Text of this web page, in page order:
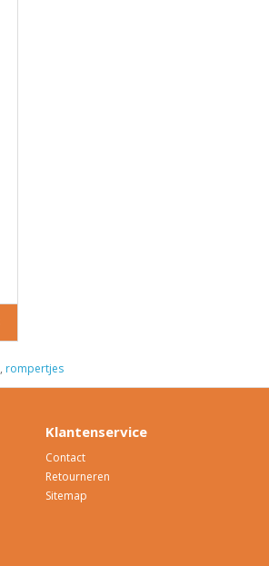
, rompertjes
Klantenservice
Contact
Retourneren
Sitemap